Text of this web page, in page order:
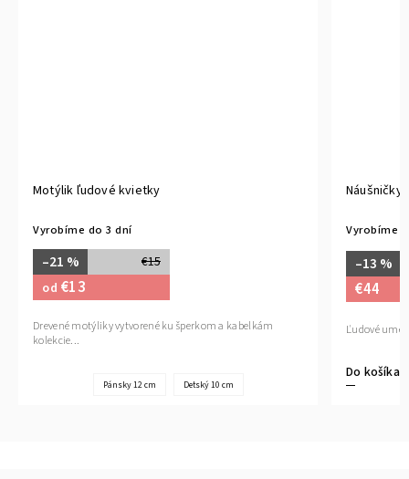
Motýlik ľudové kvietky
Vyrobíme do 3 dní
€15
–21 %
od €13
Drevené motýliky vytvorené ku šperkom a kabelkám
kolekcie...
Pánsky 12 cm Detský 10 cm
Náušničky
Vyrobíme
–13 %
€44
Do košíka
Ľudové